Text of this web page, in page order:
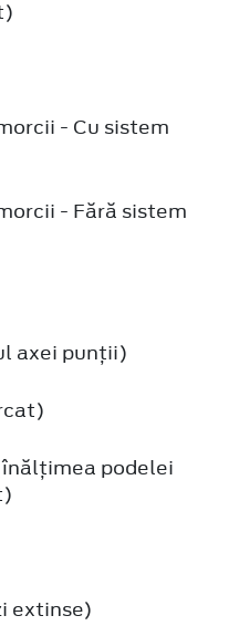
- Cu sistem
- Fără sistem
axei punții)
podelei
extinse)